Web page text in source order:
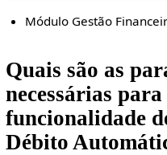
Módulo Gestão
Quais são as
necessárias
funcionalidade
Débito